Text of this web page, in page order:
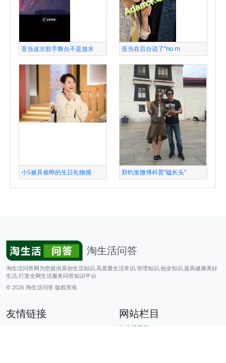
亚当这次歌手舞台不是放水 亚当在后台说了“no m
小S被具俊晔的生日礼物感 郑钧发微博科普“磕长头”
淘生活问答
淘生活问答网为您提供原创生活知识,高质量生活常识,管理知识,创业知识,提高健康美好
生活,打造全网生活服务问答知识平台
© 2026 淘生活问答 版权所有
友情链接 网站栏目
淘生活问答